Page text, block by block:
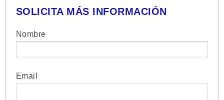
SOLICITA MÁS INFORMACIÓN
Nombre
Email